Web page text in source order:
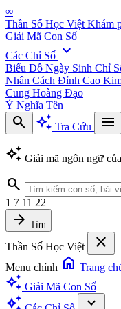
∞
Thần Số Học Việt Khám
Giải Mã Con Số
Các Chỉ Số expand_more
Biểu Đồ Ngày Sinh Chỉ
Nhân Cách Đỉnh Cao
Cung Hoàng Đạo
Ý Nghĩa Tên
search auto_awesome Tra Cứu
menu
auto_awesome Giải mã ngôn ngữ
search
1 7 11 22
arrow_forward Tìm
Thần Số Học Việt close
Menu chính home Trang
auto_awesome Giải Mã Con Số
auto_awesome
expand_more